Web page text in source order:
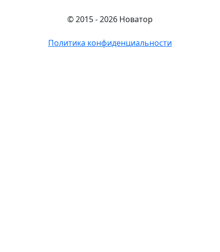
© 2015 - 2026 Новатор
Политика конфиденциальности